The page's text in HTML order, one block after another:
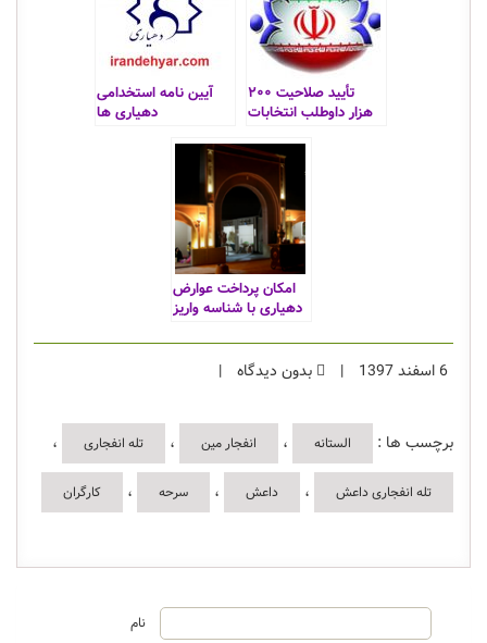
تأیید صلاحیت ۲۰۰
هزار داوطلب انتخابات
آیین نامه استخدامی
دهیاری ها
امکان پرداخت عوارض
دهیاری با شناسه واریز
6 اسفند 1397 | بدون دیدگاه |
برچسب ها : الستانه ، انفجار مین ، تله انفجاری ،
تله انفجاری داعش ، داعش ، سرحه ، کارگران
نام